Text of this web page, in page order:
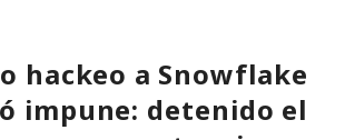
hackeo a Snowflake
impune: detenido el